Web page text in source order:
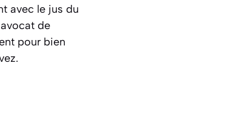
avec le jus du
de
pour bien